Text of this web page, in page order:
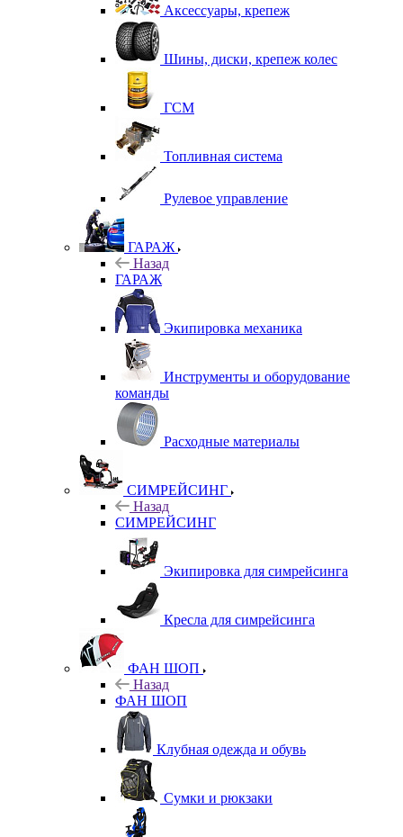
Аксессуары, крепеж
Шины, диски, крепеж колес
ГСМ
Топливная система
Рулевое управление
ГАРАЖ
Назад
ГАРАЖ
Экипировка механика
Инструменты и оборудование
команды
Расходные материалы
СИМРЕЙСИНГ
Назад
СИМРЕЙСИНГ
Экипировка для симрейсинга
Кресла для симрейсинга
ФАН ШОП
Назад
ФАН ШОП
Клубная одежда и обувь
Сумки и рюкзаки